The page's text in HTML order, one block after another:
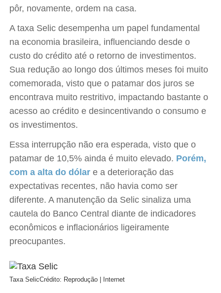
pôr, novamente, ordem na casa.
A taxa Selic desempenha um papel fundamental
na economia brasileira, influenciando desde o
custo do crédito até o retorno de investimentos.
Sua redução ao longo dos últimos meses foi muito
comemorada, visto que o patamar dos juros se
encontrava muito restritivo, impactando bastante o
acesso ao crédito e desincentivando o consumo e
os investimentos.
Essa interrupção não era esperada, visto que o
patamar de 10,5% ainda é muito elevado. Porém,
com a alta do dólare a deterioração das
expectativas recentes, não havia como ser
diferente. A manutenção da Selic sinaliza uma
cautela do Banco Central diante de indicadores
econômicos e inflacionários ligeiramente
preocupantes.
Taxa SelicCrédito: Reprodução | Internet